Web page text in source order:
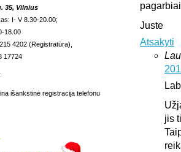
35, Vilnius
I- V 8.30-20.00;
18.00
4202 (Registratūra),
17724
išankstinė registracija telefonu
Juste
Atsakyti
jis